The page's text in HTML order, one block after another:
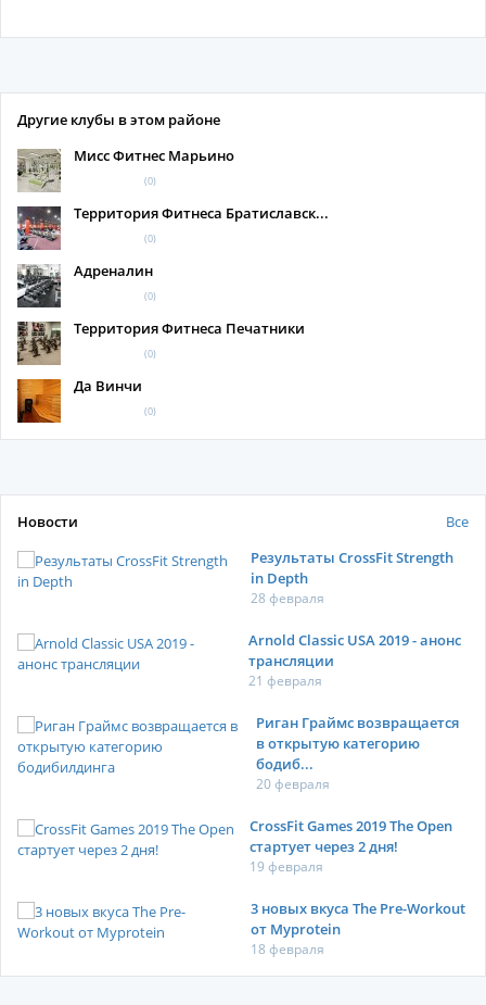
Другие клубы в этом районе
Мисс Фитнес Марьино
(0)
Территория Фитнеса Братиславск...
(0)
Адреналин
(0)
Территория Фитнеса Печатники
(0)
Да Винчи
(0)
Новости
Все
Результаты CrossFit Strength
in Depth
28 февраля
Arnold Classic USA 2019 - анонс
трансляции
21 февраля
Риган Граймс возвращается
в открытую категорию
бодиб...
20 февраля
CrossFit Games 2019 The Open
стартует через 2 дня!
19 февраля
3 новых вкуса The Pre-Workout
от Myprotein
18 февраля